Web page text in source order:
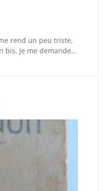
rend un peu triste,
bis. Je me demande…